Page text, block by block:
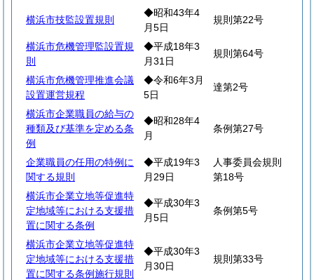
横浜市技監設置規則
◆昭和43年4
月5日
規則第22号
横浜市危機管理監設置規
則
◆平成18年3
月31日
規則第64号
横浜市危機管理推進会議
設置運営規程
◆令和6年3月
5日
達第2号
横浜市企業職員の給与の
種類及び基準を定める条
例
◆昭和28年4
月
条例第27号
企業職員の任用の特例に
関する規則
◆平成19年3
月29日
人事委員会規則
第18号
横浜市企業立地等促進特
定地域等における支援措
置に関する条例
◆平成30年3
月5日
条例第5号
横浜市企業立地等促進特
定地域等における支援措
置に関する条例施行規則
◆平成30年3
月30日
規則第33号